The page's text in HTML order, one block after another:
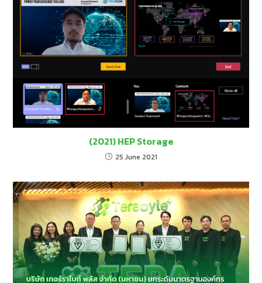
(2021) HEP Storage
25 June 2021